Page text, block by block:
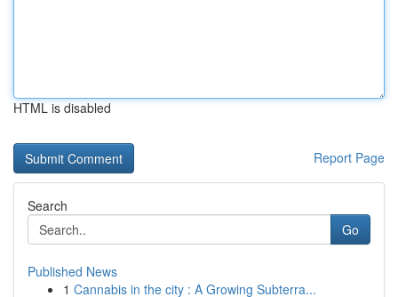
HTML is disabled
Report Page
Search
Go
Published News
1 Cannabis in the city : A Growing Subterra...